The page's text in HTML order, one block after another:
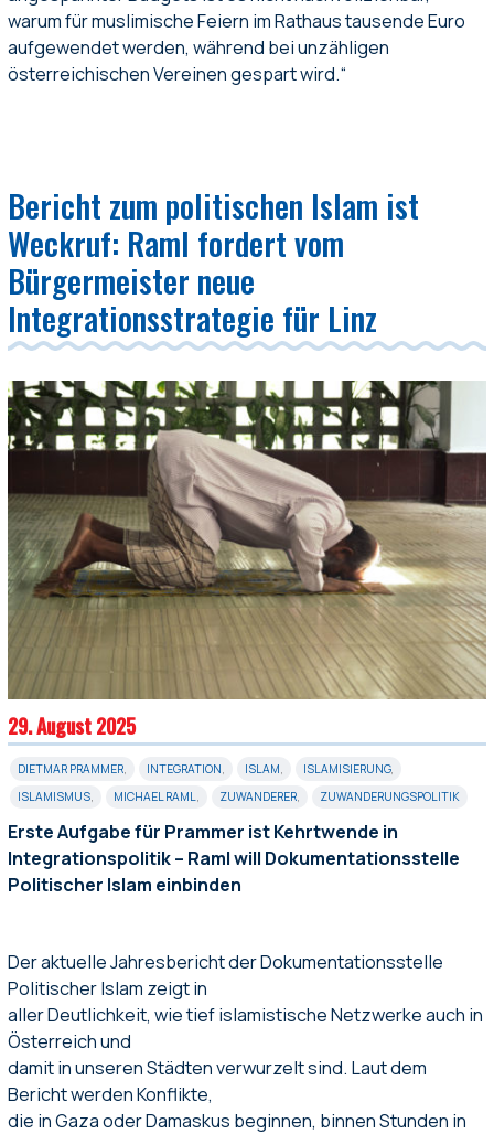
warum für muslimische Feiern im Rathaus tausende Euro
aufgewendet werden, während bei unzähligen
österreichischen Vereinen gespart wird.“
Bericht zum politischen Islam ist
Weckruf: Raml fordert vom
Bürgermeister neue
Integrationsstrategie für Linz
29. August 2025
DIETMAR PRAMMER, INTEGRATION, ISLAM, ISLAMISIERUNG,
ISLAMISMUS, MICHAEL RAML, ZUWANDERER, ZUWANDERUNGSPOLITIK
Erste Aufgabe für Prammer ist Kehrtwende in
Integrationspolitik – Raml will Dokumentationsstelle
Politischer Islam einbinden
Der aktuelle Jahresbericht der Dokumentationsstelle
Politischer Islam zeigt in
aller Deutlichkeit, wie tief islamistische Netzwerke auch in
Österreich und
damit in unseren Städten verwurzelt sind. Laut dem
Bericht werden Konflikte,
die in Gaza oder Damaskus beginnen, binnen Stunden in